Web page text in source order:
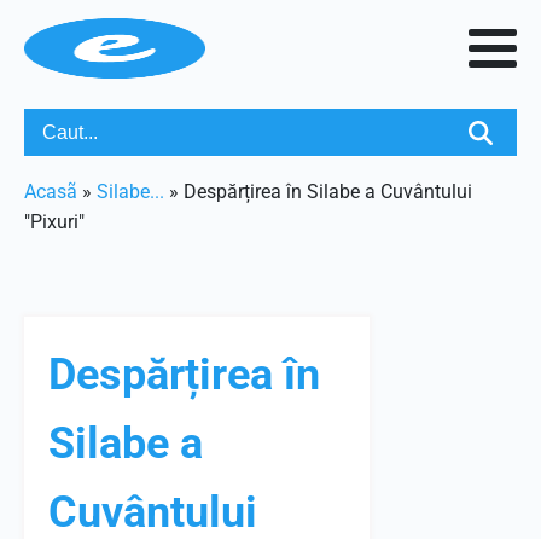
Acasã » Silabe... » Despărțirea în Silabe a Cuvântului
"Pixuri"
Despărțirea în
Silabe a
Cuvântului